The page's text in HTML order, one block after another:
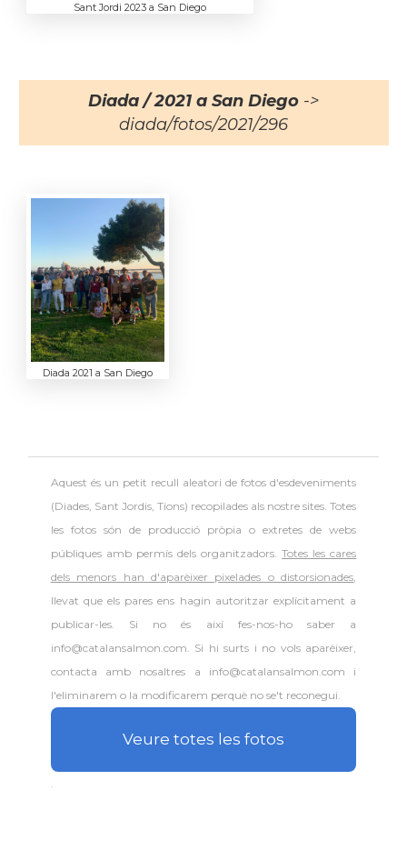
Sant Jordi 2023 a San Diego
Diada / 2021 a San Diego ->
diada/fotos/2021/296
Diada 2021 a San Diego
Aquest és un petit recull aleatori defotos d'esdeveniments
(Diades, Sant Jordis, Tions) recopilades als nostre sites. Totes
les fotos són de producció pròpia o extretes de webs
públiques amb permís dels organitzadors.Totes les cares
dels menors han d'aparèixer pixelades o distorsionades,
llevat que els pares ens hagin autoritzar explícitament a
publicar-les. Si no és així fes-nos-ho saber a
info@catalansalmon.com. Si hi surts i no vols aparèixer,
contacta amb nosaltres a info@catalansalmon.com i
l'eliminarem o la modificarem perquè no se't reconegui.
Veure totes les fotos